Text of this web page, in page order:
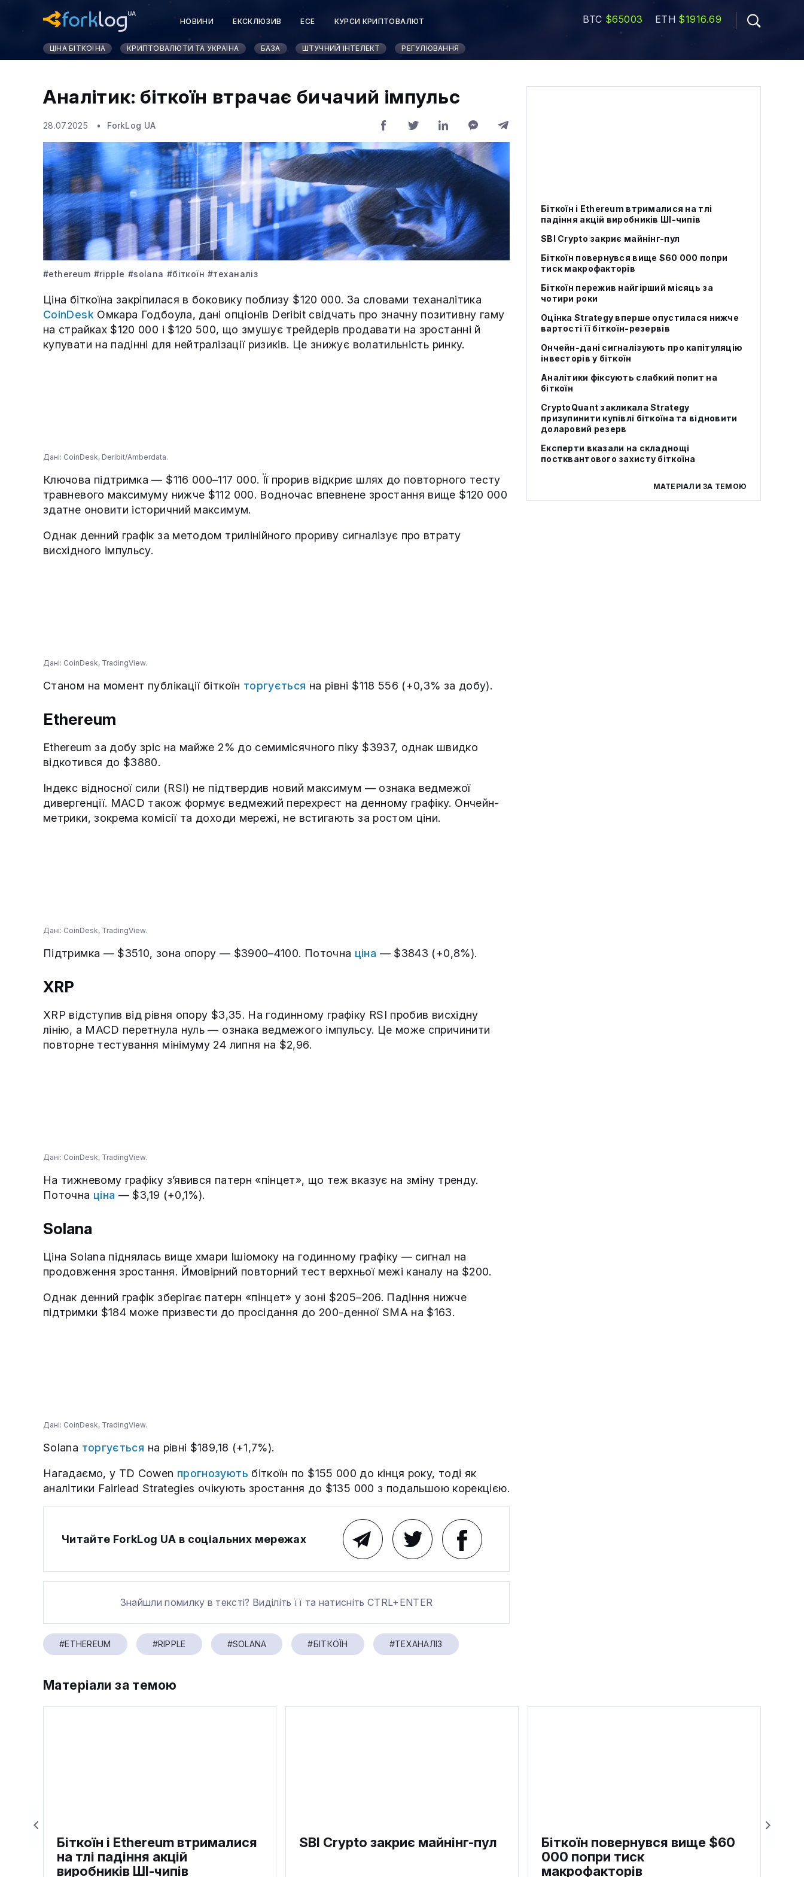
НОВИНИ ЕКСКЛЮЗИВ ЕСЕ КУРСИ КРИПТОВАЛЮТ BTC $65003 ETH $1916.69
ЦІНА БІТКОЇНА КРИПТОВАЛЮТИ ТА УКРАЇНА БАЗА ШТУЧНИЙ ІНТЕЛЕКТ РЕГУЛЮВАННЯ
Біткоїн і Ethereum втрималися на тлі
падіння акцій виробників ШІ-чипів
SBI Crypto закриє майнінг-пул
Біткоїн повернувся вище $60 000 попри
тиск макрофакторів
Біткоїн пережив найгірший місяць за
чотири роки
Оцінка Strategy вперше опустилася нижче
вартості її біткоїн-резервів
Ончейн-дані сигналізують про капітуляцію
інвесторів у біткоїн
Аналітики фіксують слабкий попит на
біткоїн
CryptoQuant закликала Strategy
призупинити купівлі біткоїна та відновити
доларовий резерв
Експерти вказали на складнощі
постквантового захисту біткоїна
МАТЕРІАЛИ ЗА ТЕМОЮ
Аналітик: біткоїн втрачає бичачий імпульс
28.07.2025 ForkLog UA
#ethereum #ripple #solana #біткоїн #теханаліз
Ціна біткоїна закріпилася в боковику поблизу $120 000. За словами теханалітика
CoinDeskОмкара Годбоула, дані опціонів Deribit свідчать про значну позитивну гаму
на страйках $120 000 і $120 500, що змушує трейдерів продавати на зростанні й
купувати на падінні для нейтралізації ризиків. Це знижує волатильність ринку.
Дані: CoinDesk, Deribit/Amberdata.
Ключова підтримка — $116 000–117 000. Її прорив відкриє шлях до повторного тесту
травневого максимуму нижче $112 000. Водночас впевнене зростання вище $120 000
здатне оновити історичний максимум.
Однак денний графік за методом трилінійного прориву сигналізує про втрату
висхідного імпульсу.
Дані: CoinDesk, TradingView.
Станом на момент публікації біткоїн торгується на рівні $118 556 (+0,3% за добу).
Ethereum
Ethereum за добу зріс на майже 2% до семимісячного піку $3937, однак швидко
відкотився до $3880.
Індекс відносної сили (RSI) не підтвердив новий максимум — ознака ведмежої
дивергенції. MACD також формує ведмежий перехрест на денному графіку. Ончейн-
метрики, зокрема комісії та доходи мережі, не встигають за ростом ціни.
Дані: CoinDesk, TradingView.
Підтримка — $3510, зона опору — $3900–4100. Поточна ціна — $3843 (+0,8%).
XRP
XRP відступив від рівня опору $3,35. На годинному графіку RSI пробив висхідну
лінію, а MACD перетнула нуль — ознака ведмежого імпульсу. Це може спричинити
повторне тестування мінімуму 24 липня на $2,96.
Дані: CoinDesk, TradingView.
На тижневому графіку з’явився патерн «пінцет», що теж вказує на зміну тренду.
Поточна ціна — $3,19 (+0,1%).
Solana
Ціна Solana піднялась вище хмари Ішіомоку на годинному графіку — сигнал на
продовження зростання. Ймовірний повторний тест верхньої межі каналу на $200.
Однак денний графік зберігає патерн «пінцет» у зоні $205–206. Падіння нижче
підтримки $184 може призвести до просідання до 200-денної SMA на $163.
Дані: CoinDesk, TradingView.
Solana торгується на рівні $189,18 (+1,7%).
Нагадаємо, у TD Cowen прогнозують біткоїн по $155 000 до кінця року, тоді як
аналітики Fairlead Strategies очікують зростання до $135 000 з подальшою корекцією.
Читайте ForkLog UA в соціальних мережах
Знайшли помилку в тексті? Виділіть її та натисніть CTRL+ENTER
#ETHEREUM #RIPPLE #SOLANA #БІТКОЇН #ТЕХАНАЛІЗ
Матеріали за темою
Біткоїн і Ethereum втрималися
на тлі падіння акцій
виробників ШІ-чипів
SBI Crypto закриє майнінг-пул
Біткоїн повернувся вище $60
000 попри тиск
макрофакторів